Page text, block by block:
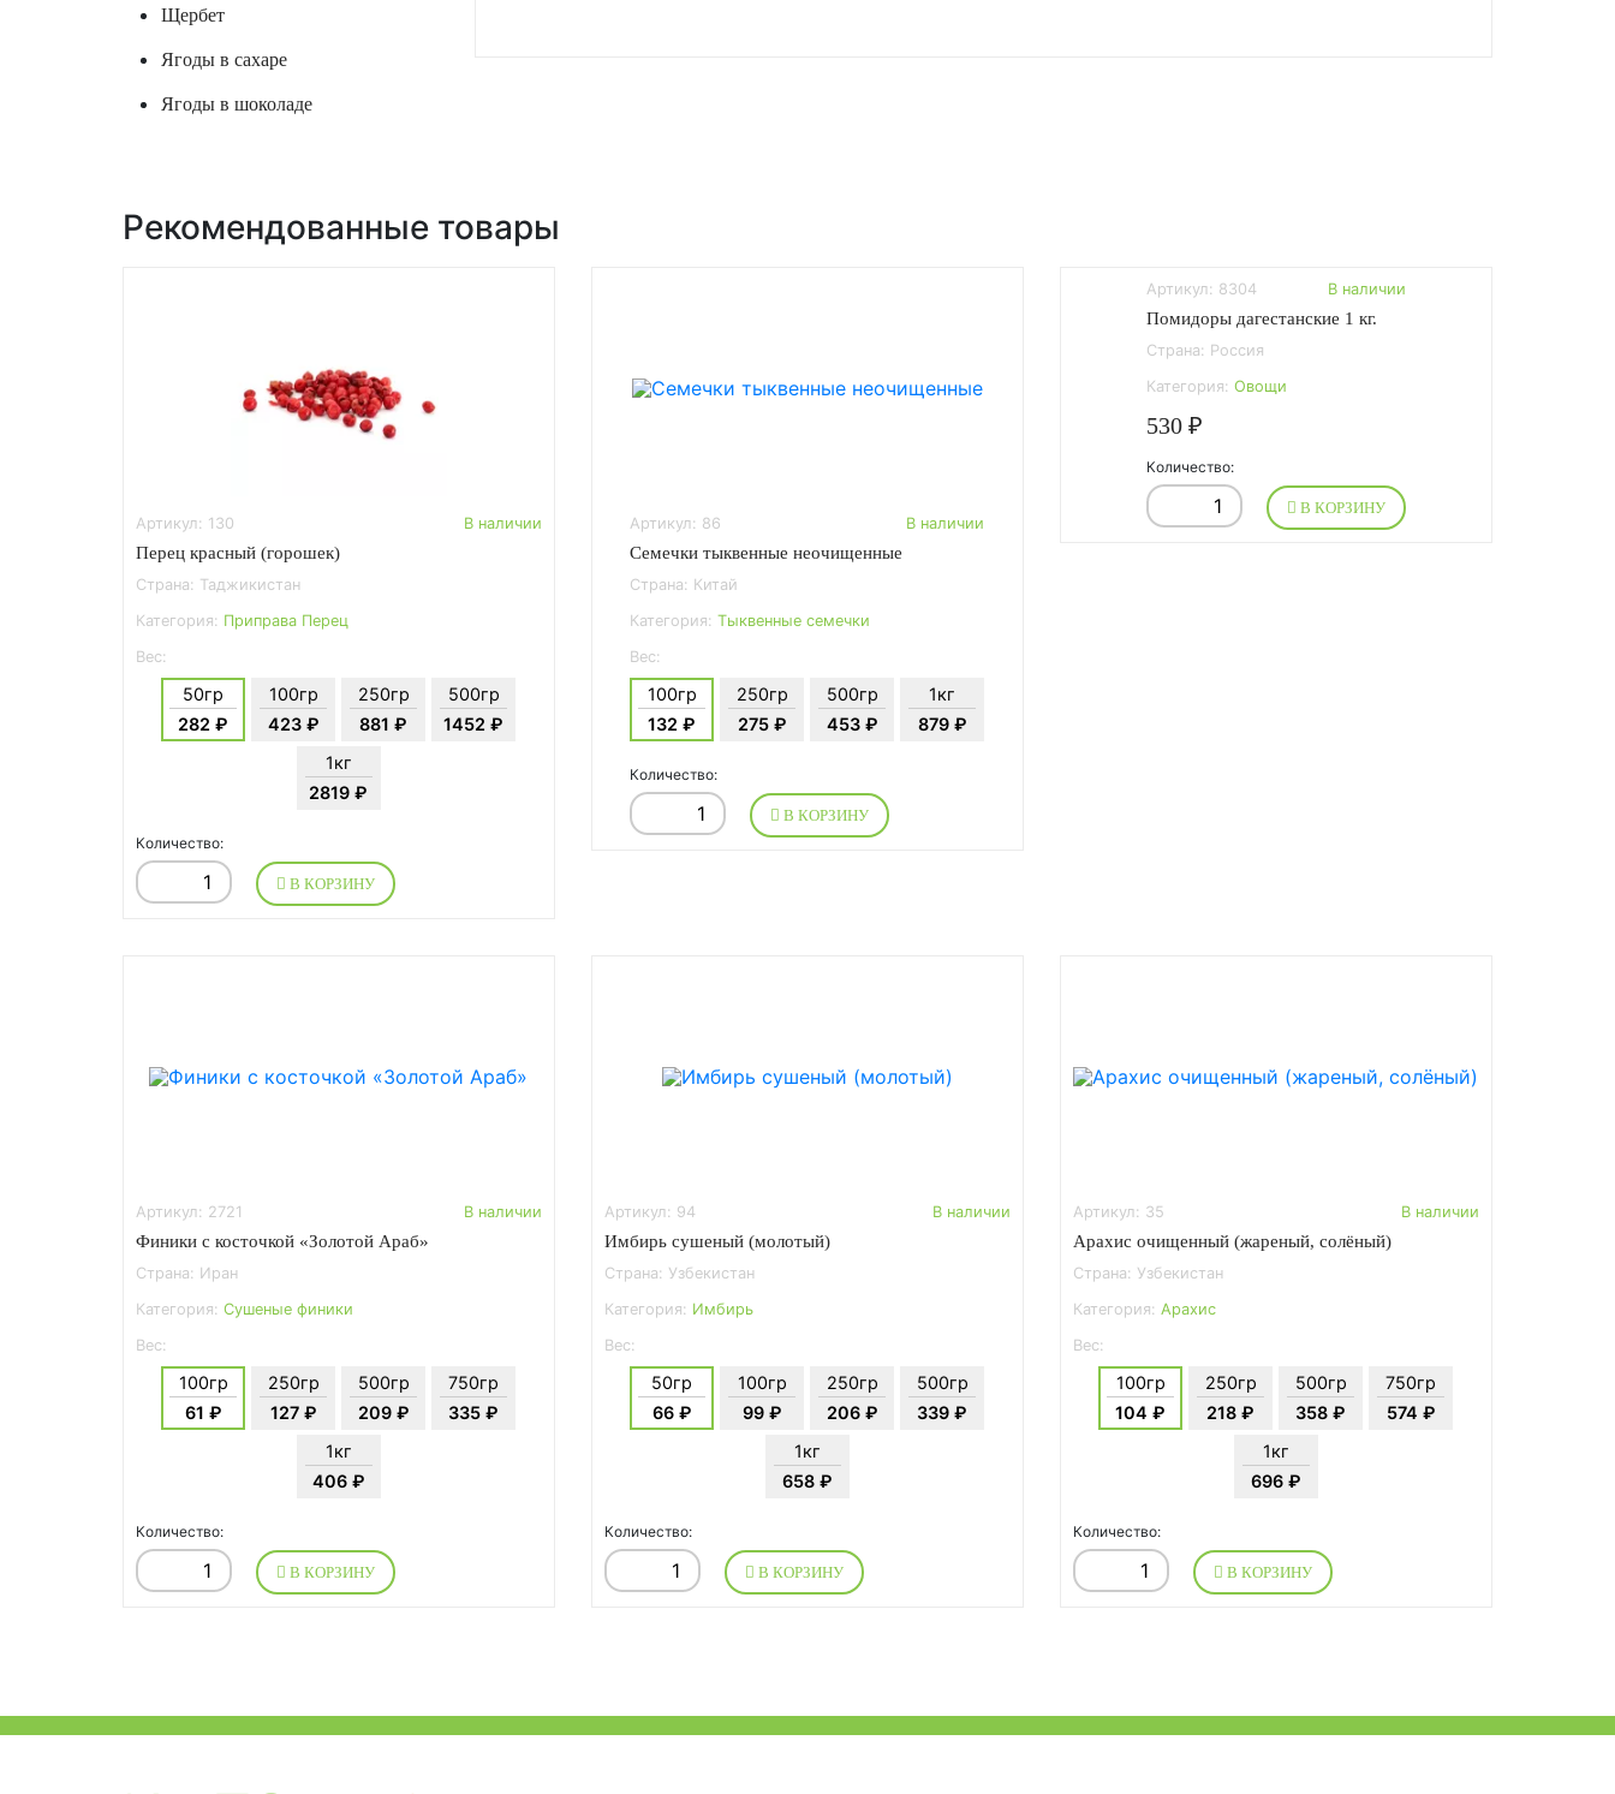
Щербет
Ягоды в сахаре
Ягоды в шоколаде
Рекомендованные товары
Артикул: 130 В наличии
Перец красный (горошек)
Страна: Таджикистан
Категория: Приправа Перец
Вес:
50гр
282 ₽
100гр
423 ₽
250гр
881 ₽
500гр
1452 ₽
1кг
2819 ₽
Количество:
В КОРЗИНУ
Артикул: 86 В наличии
Семечки тыквенные неочищенные
Страна: Китай
Категория:Тыквенные семечки
Вес:
100гр
132 ₽
250гр
275 ₽
500гр
453 ₽
1кг
879 ₽
Количество:
В КОРЗИНУ
Артикул: 8304 В наличии
Помидоры дагестанские 1 кг.
Страна: Россия
Категория: Овощи
530 ₽
Количество:
В КОРЗИНУ
Артикул: 2721 В наличии
Финики с косточкой «Золотой Араб»
Страна: Иран
Категория: Сушеные финики
Вес:
100гр
61 ₽
250гр
127 ₽
500гр
209 ₽
750гр
335 ₽
1кг
406 ₽
Количество:
В КОРЗИНУ
Артикул: 94 В наличии
Имбирь сушеный (молотый)
Страна: Узбекистан
Категория: Имбирь
Вес:
50гр
66 ₽
100гр
99 ₽
250гр
206 ₽
500гр
339 ₽
1кг
658 ₽
Количество:
В КОРЗИНУ
Артикул: 35 В наличии
Арахис очищенный (жареный, солёный)
Страна: Узбекистан
Категория: Арахис
Вес:
100гр
104 ₽
250гр
218 ₽
500гр
358 ₽
750гр
574 ₽
1кг
696 ₽
Количество:
В КОРЗИНУ